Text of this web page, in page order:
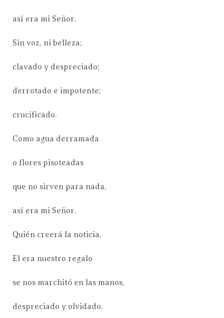
así era mi Señor.
Sin voz, ni belleza;
clavado y despreciado;
derrotado e impotente;
crucificado.
Como agua derramada
o flores pisoteadas
que no sirven para nada,
así era mi Señor.
Quién creerá la noticia,
El era nuestro regalo
se nos marchitó en las manos,
despreciado y olvidado.